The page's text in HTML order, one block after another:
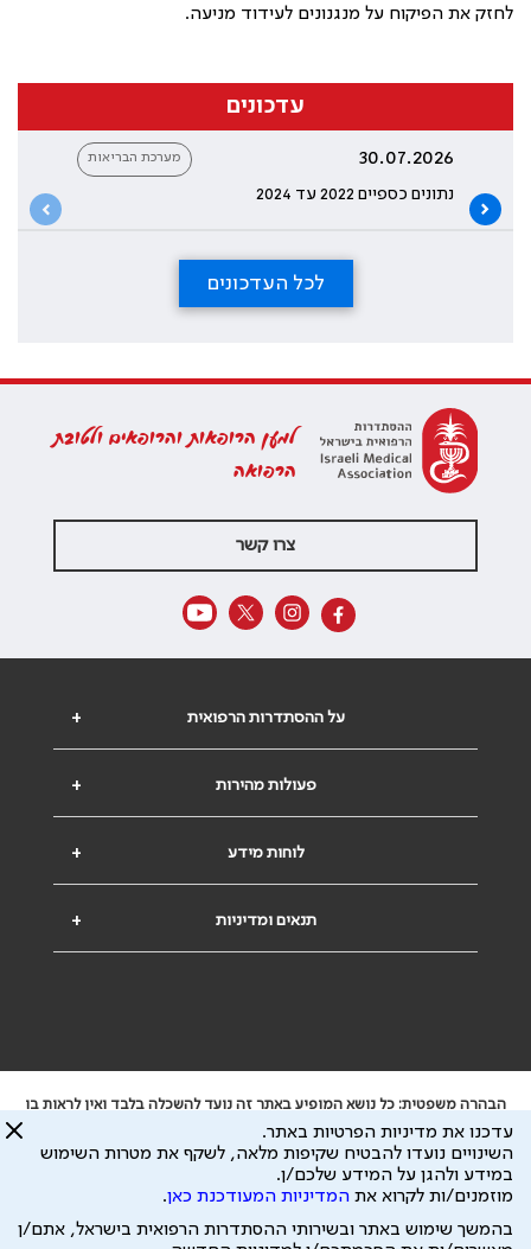
לחזק את הפיקוח על מנגנונים לעידוד מניעה.
עדכונים
30.07.2026
נתונים כספיים 2022 עד 2024
מערכת הבריאות
לכל העדכונים
למען הרופאות והרופאים ולטובת
הרפואה
צרו קשר
+ על ההסתדרות הרפואית
+ פעולות מהירות
+ לוחות מידע
+ תנאים ומדיניות
הבהרה משפטית: כל נושא המופיע באתר זה נועד להשכלה בלבד ואין לראות בו
ייעוץ רפואי או משפטי. אין הר"י אחראית לתוכן המתפרסם באתר זה ולכל נזק
שעלול להיגרם.
ידוע לי שהר"י אוספת ושומרת מידע אישי לצורך מתן השרות וכי חלק ממנו עשוי
להיות מועבר לצדדים שלישיים, הכל בכפוף למדיניות הפרטיות
פיתוח ע"י עיצוב ע"י
עדכנו את מדיניות הפרטיות באתר.
השינויים נועדו להבטיח שקיפות מלאה, לשקף את מטרות השימוש
במידע ולהגן על המידע שלכם/ן.
מוזמנים/ות לקרוא את המדיניות המעודכנת כאן.
בהמשך שימוש באתר ובשירותי ההסתדרות הרפואית בישראל, אתם/ן